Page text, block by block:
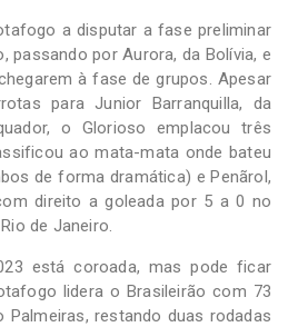
a disputar a fase preliminar
passando por Aurora, da Bolívia, e
à fase de grupos. Apesar
para Junior Barranquilla, da
o Glorioso emplacou três
ao mata-mata onde bateu
de forma dramática) e Penãrol,
direito a goleada por 5 a 0 no
de Janeiro.
está coroada, mas pode ficar
lidera o Brasileirão com 73
restando duas rodadas